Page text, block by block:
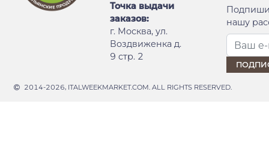
Точка выдачи
заказов:
г. Москва, ул.
Воздвиженка д.
9 стр. 2
нашу
2014-2026, ITALWEEKMARKET.COM. ALL RIGHTS RESERVED.